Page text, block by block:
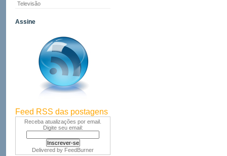
Televisão
Assine
Feed RSS das postagens
Receba atualizações por email.
Digite seu email:
Delivered by FeedBurner